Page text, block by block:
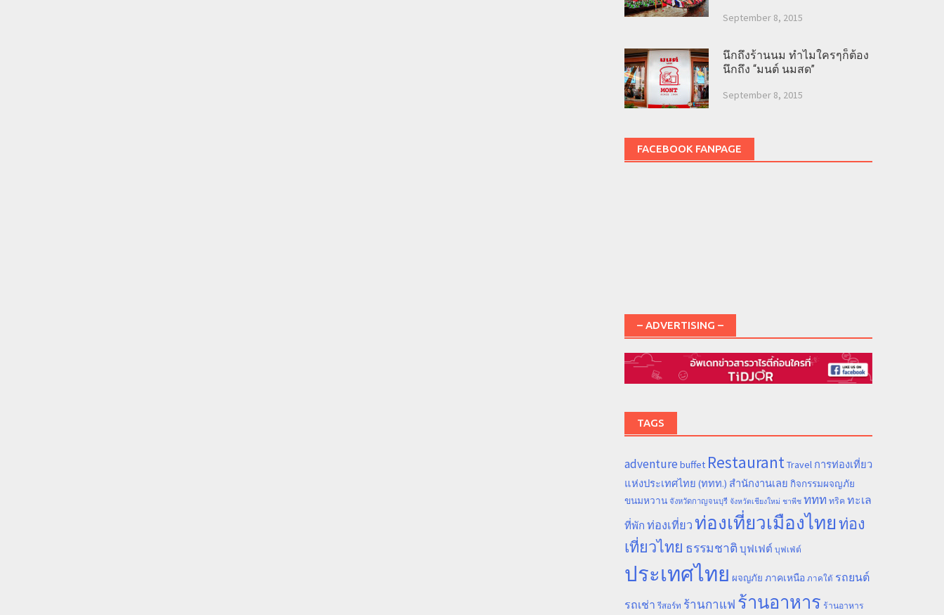
September 8, 2015
นึกถึงร้านนม ทำไมใครๆก็ต้อง
นึกถึง “มนต์ นมสด”
September 8, 2015
FACEBOOK FANPAGE
– ADVERTISING –
TAGS
adventure buffet RestaurantTravel การท่องเที่ยว
แห่งประเทศไทย (ททท.) สำนักงานเลย กิจกรรมผจญภัย
ขนมหวาน จังหวัดกาญจนบุรี จังหวัดเชียงใหม่ ชาพีช ททท ทริค ทะเล
ที่พัก ท่องเที่ยวท่องเที่ยวเมืองไทยท่อง
เที่ยวไทย ธรรมชาติ บุฟเฟต์ บุฟเฟ่ต์
ประเทศไทย ผจญภัย ภาคเหนือ ภาคใต้ รถยนต์
รถเช่า รีสอร์ท ร้านกาแฟ ร้านอาหาร ร้านอาหาร